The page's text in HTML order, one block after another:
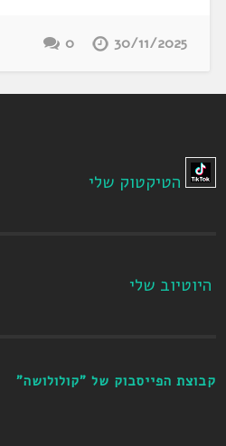
30/11/2025
0
הטיקטוק שלי
היוטיוב שלי
קבוצת הפייסבוק של "קולולושה"